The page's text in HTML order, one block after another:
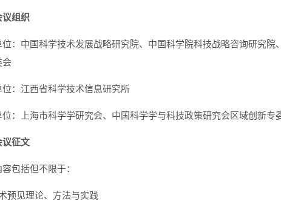
议组织
位：中国科学技术发展战略研究院、中国科学院科技战略咨询研究
会
位：江西省科学技术信息研究所
位：上海市科学学研究会、中国科学学与科技政策研究会区域创新专
议征文
包括但不限于：
预见理论、方法与实践